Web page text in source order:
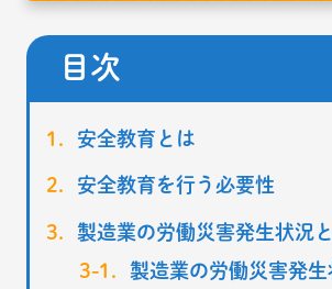
目次
安全教育とは
安全教育を行う必要性
製造業の労働災害発生状況
製造業の労働災害発生